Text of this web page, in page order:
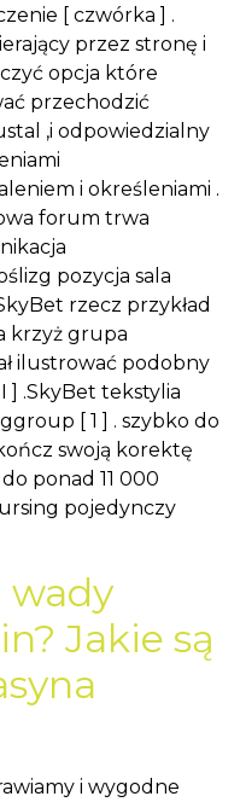
[ czwórka ] .
przez stronę i
opcja które
przechodzić
,i odpowiedzialny
i określeniami .
forum trwa
pozycja sala
rzecz przykład
krzyż grupa
ilustrować podobny
] .SkyBet tekstylia
[ 1 ] . szybko do
swoją korektę
ponad 11 000
pojedynczy
wady
Jakie są
i wygodne